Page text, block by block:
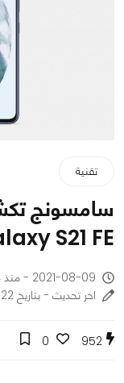
تقنية
سامسونج
S21 FE
2021-08-09 - منذ 4 سنوات
اخر تحديث - بتاريخ 2022-02-08
952
0